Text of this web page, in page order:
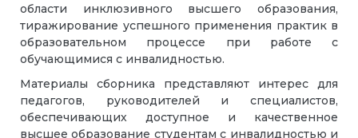
области инклюзивного высшего образования,
тиражирование успешного применения практик в
образовательном процессе при работе с
обучающимися с инвалидностью.
Материалы сборника представляют интерес для
педагогов, руководителей и специалистов,
обеспечивающих доступное и качественное
высшее образование студентам с инвалидностью и